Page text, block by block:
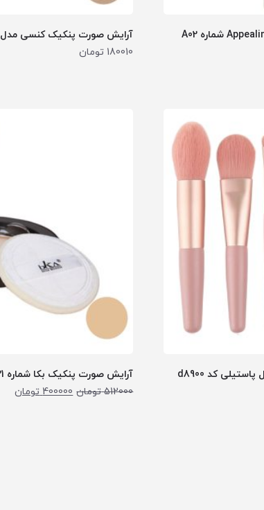
آرایش صورت پنکیک کنسی مدل Argan Oil شماره R05
180010 تومان
آرایش صورت ست برس آرایشی مدل پاستیلی کد d8900
آرایش صورت پنکیک بکا شماره C421
512000 تومان 400000 تومان